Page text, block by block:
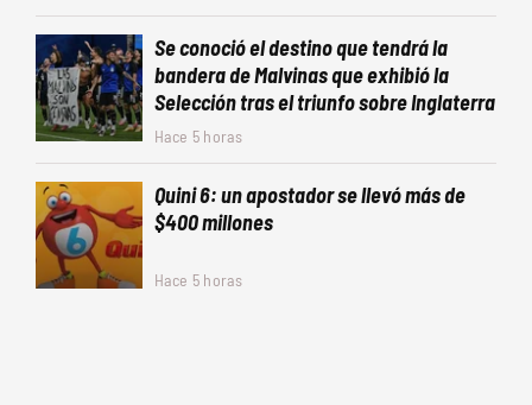
Se conoció el destino que tendrá la
bandera de Malvinas que exhibió la
Selección tras el triunfo sobre Inglaterra
Hace 5 horas
Quini 6: un apostador se llevó más de
$400 millones
Hace 5 horas